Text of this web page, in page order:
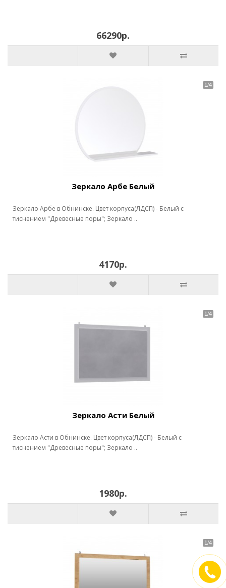
66290р.
Зеркало Арбе Белый
Зеркало Арбе в Обнинске. Цвет корпуса(ЛДСП) - Белый с
тиснением "Древесные поры"; Зеркало ..
4170р.
Зеркало Асти Белый
Зеркало Асти в Обнинске. Цвет корпуса(ЛДСП) - Белый с
тиснением "Древесные поры"; Зеркало ..
1980р.